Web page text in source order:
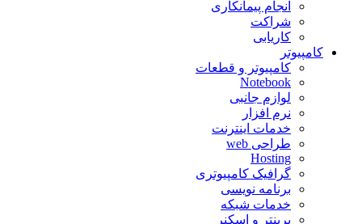
انجام پیمانکاری
شراکت
کاریابی
کامپیوتر
کامپیوتر و قطعات
Notebook
لوازم جانبی
نرم افزار
خدمات اینترنت
طراحی web
Hosting
گرافیک کامپیوتری
برنامه نویسی
خدمات شبکه
پرینتر و اسکنر